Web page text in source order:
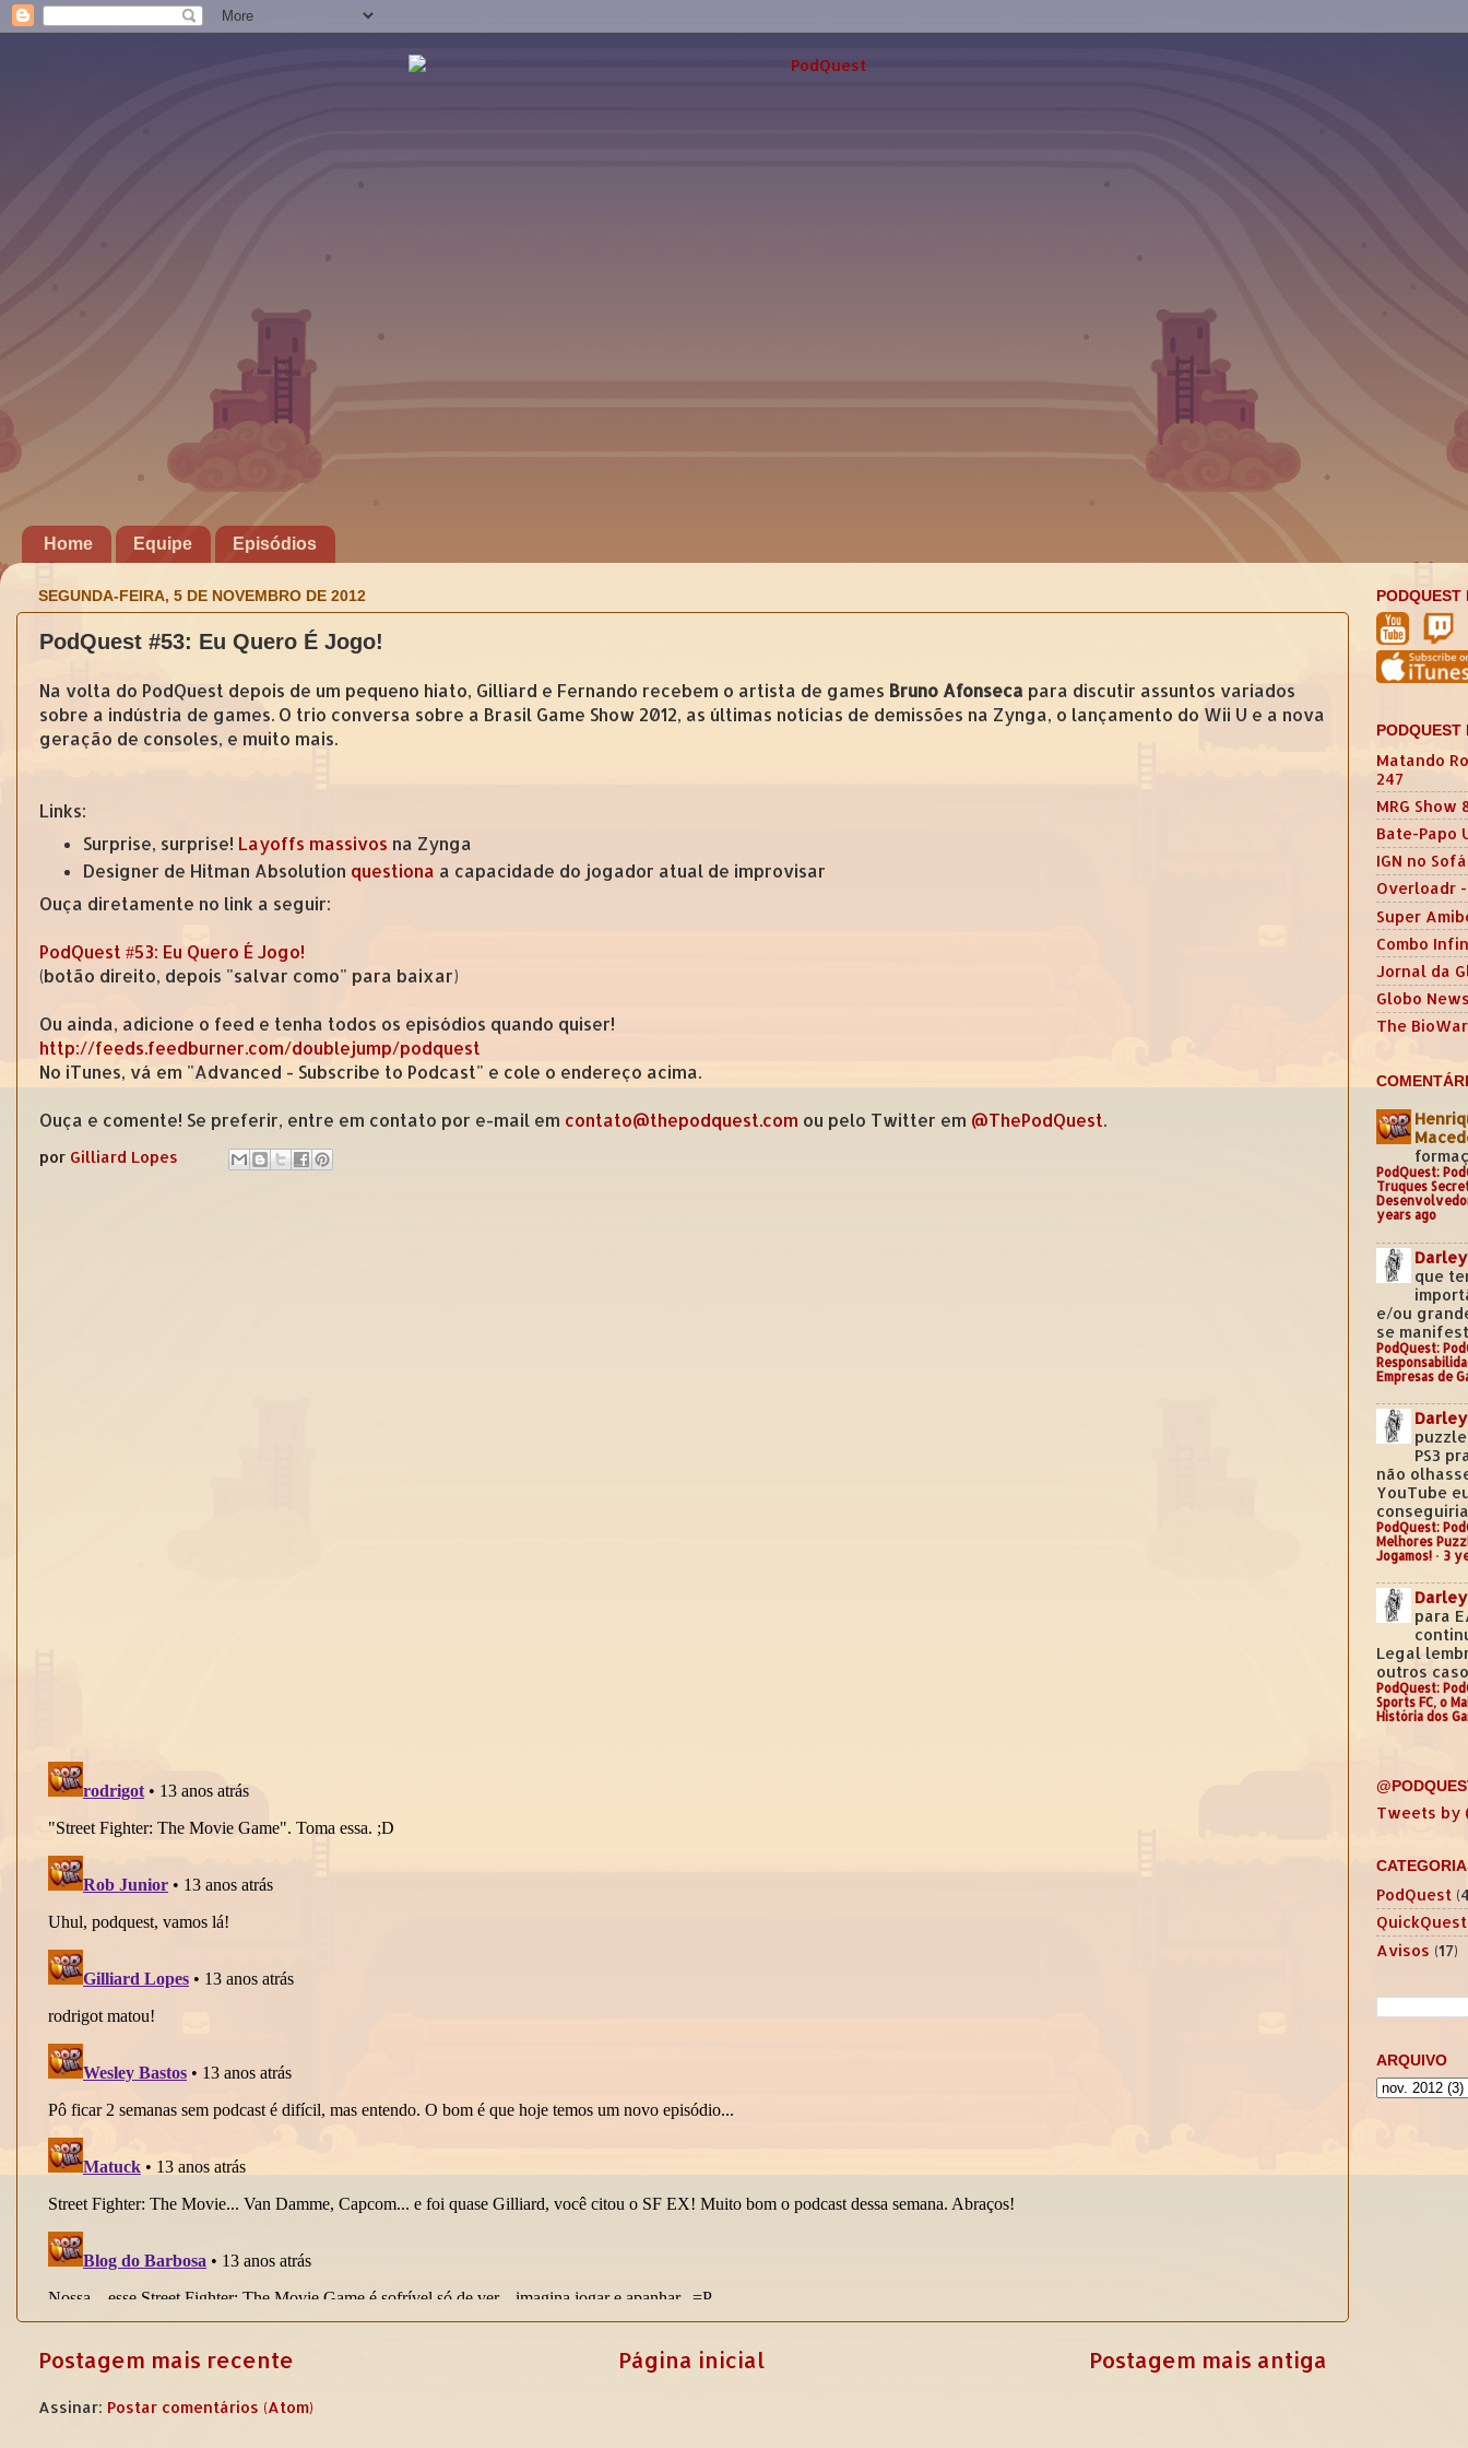
Home Equipe Episódios
SEGUNDA-FEIRA, 5 DE NOVEMBRO DE 2012
PodQuest #53: Eu Quero É Jogo!
Na volta do PodQuest depois de um pequeno hiato, Gilliard e Fernando recebem o artista de games Bruno Afonseca para discutir assuntos variados
sobre a indústria de games. O trio conversa sobre a Brasil Game Show 2012, as últimas notícias de demissões na Zynga, o lançamento do Wii U e a nova
geração de consoles, e muito mais.
Links:
Surprise, surprise! Layoffs massivos na Zynga
Designer de Hitman Absolution questiona a capacidade do jogador atual de improvisar
Ouça diretamente no link a seguir:
PodQuest #53: Eu Quero É Jogo!
(botão direito, depois "salvar como" para baixar)
Ou ainda, adicione o feed e tenha todos os episódios quando quiser!
http://feeds.feedburner.com/doublejump/podquest
No iTunes, vá em "Advanced - Subscribe to Podcast" e cole o endereço acima.
Ouça e comente! Se preferir, entre em contato por e-mail em contato@thepodquest.com ou pelo Twitter em @ThePodQuest.
por Gilliard Lopes
Postagem mais recente Postagem mais antiga
Página inicial
Assinar: Postar comentários (Atom)
PODQUEST
PODQUEST
Matando
247
MRG Show
Bate-Papo
IGN no Sofá
Overloadr
Super
Combo
Jornal da
Globo
The
PodQuest:
Truques
years ago
que
e/ou
se
PodQuest:
Empresas de
PS3
não
YouTube
PodQuest:
Melhores
Jogamos! · 3
para
Legal
outros
PodQuest:
Sports FC, o
História dos
Tweets by
PodQuest
QuickQuest
Avisos (17)
ARQUIVO